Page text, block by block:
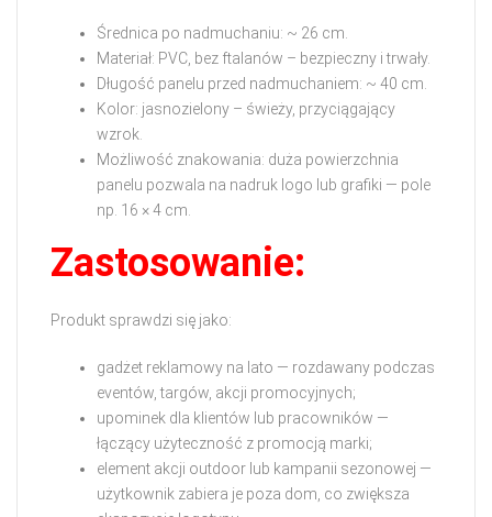
Średnica po nadmuchaniu: ~ 26 cm.
Materiał: PVC, bez ftalanów – bezpieczny i trwały.
Długość panelu przed nadmuchaniem: ~ 40 cm.
Kolor: jasnozielony – świeży, przyciągający
wzrok.
Możliwość znakowania: duża powierzchnia
panelu pozwala na nadruk logo lub grafiki — pole
np. 16 × 4 cm.
Zastosowanie:
Produkt sprawdzi się jako:
gadżet reklamowy na lato — rozdawany podczas
eventów, targów, akcji promocyjnych;
upominek dla klientów lub pracowników —
łączący użyteczność z promocją marki;
element akcji outdoor lub kampanii sezonowej —
użytkownik zabiera je poza dom, co zwiększa